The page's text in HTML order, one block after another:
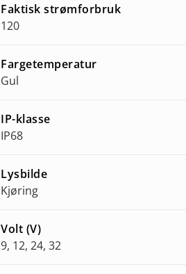
Faktisk strømforbruk
120
Fargetemperatur
Gul
IP-klasse
IP68
Lysbilde
Kjøring
Volt (V)
9, 12, 24, 32